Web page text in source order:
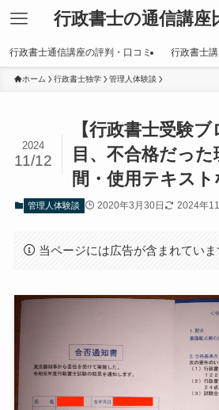
行政書士の通信講座
行政書士通信講座の評判・口コミ 行政書士
ホーム 行政書士独学 管理人体験談
【行政書士受験
目、不合格だっ
間・使用テキス
2024
11/12
管理人体験談 2020年3月30日 2024年
当ページには広告が含まれていま